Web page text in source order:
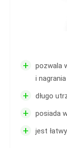
+
pozwala
i nagrania
+ długo
+ posiada
+ jest